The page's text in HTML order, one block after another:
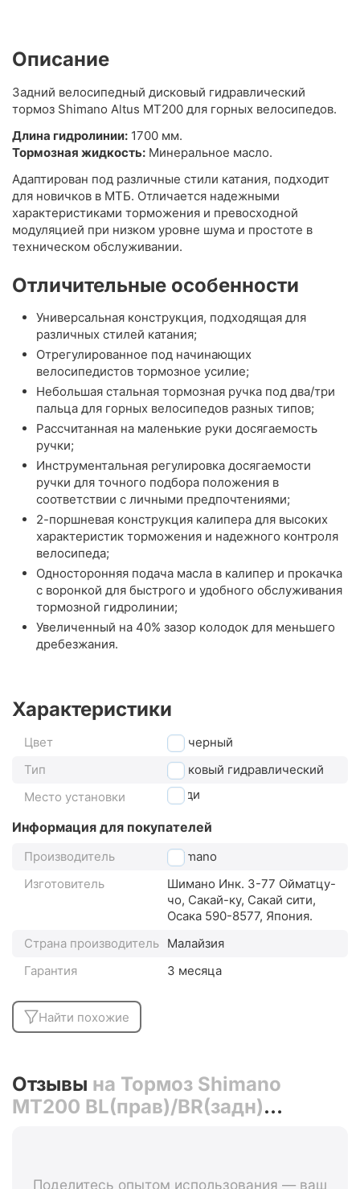
Описание
Задний велосипедный дисковый гидравлический
тормоз Shimano Altus MT200 для горных велосипедов.
Длина гидролинии: 1700 мм.
Тормозная жидкость: Минеральное масло.
Адаптирован под различные стили катания, подходит
для новичков в МТБ. Отличается надежными
характеристиками торможения и превосходной
модуляцией при низком уровне шума и простоте в
техническом обслуживании.
Отличительные особенности
Универсальная конструкция, подходящая для
различных стилей катания;
Отрегулированное под начинающих
велосипедистов тормозное усилие;
Небольшая стальная тормозная ручка под два/три
пальца для горных велосипедов разных типов;
Рассчитанная на маленькие руки досягаемость
ручки;
Инструментальная регулировка досягаемости
ручки для точного подбора положения в
соответствии с личными предпочтениями;
2-поршневая конструкция калипера для высоких
характеристик торможения и надежного контроля
велосипеда;
Односторонняя подача масла в калипер и прокачка
с воронкой для быстрого и удобного обслуживания
тормозной гидролинии;
Увеличенный на 40% зазор колодок для меньшего
дребезжания.
Характеристики
Цвет
черный
Тип
дисковый гидравлический
Место установки
сзади
Информация для покупателей
Производитель
Shimano
Изготовитель
Шимано Инк. 3-77 Ойматцу-
чо, Сакай-ку, Сакай сити,
Осака 590-8577, Япония.
Страна производитель Малайзия
Гарантия
3 месяца
Найти похожие
Отзывы на Тормоз Shimano
MT200 BL(прав)/BR(задн)
Поделитесь опытом использования — ваш